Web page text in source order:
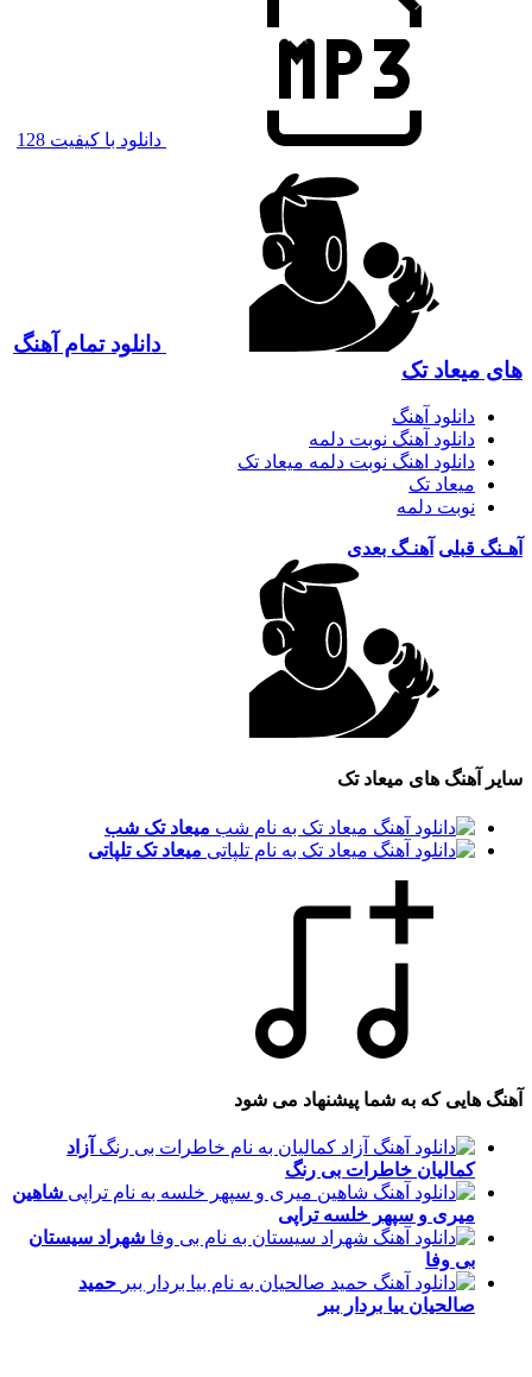
دانلود با کیفیت 128
دانلود تمام آهنگ
های میعاد تک
دانلود آهنگ
دانلود آهنگ نوبت دلمه
دانلود اهنگ نوبت دلمه میعاد تک
میعاد تک
نوبت دلمه
آهـنگ قبلی آهنـگ بعدی
سایر آهنگ های میعاد تک
میعاد تک شب
میعاد تک تلپاتی
آهنگ هایی که به شما پیشنهاد می شود
آزاد
کمالیان خاطرات بی رنگ
شاهین
میری و سپهر خلسه تراپی
شهراد سیستان
بی وفا
حمید
صالحیان بیا بردار ببر